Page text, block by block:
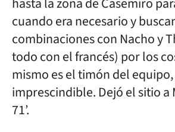
cuando era necesario y
combinaciones con Nacho y
todo con el francés) por los
mismo es el timón del equipo,
imprescindible. Dejó el sitio a
71’.